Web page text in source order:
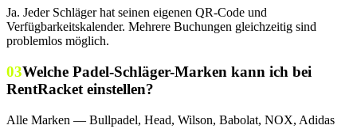
Ja. Jeder Schläger hat seinen eigenen QR-Code und
Verfügbarkeitskalender. Mehrere Buchungen gleichzeitig sind
problemlos möglich.
03Welche Padel-Schläger-Marken kann ich bei
RentRacket einstellen?
Alle Marken — Bullpadel, Head, Wilson, Babolat, NOX, Adidas